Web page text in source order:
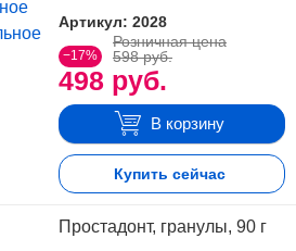
Артикул: 2028
−17%
498 руб.
Розничная цена
598 руб.
В корзину
Купить сейчас
Простадонт, гранулы, 90 г